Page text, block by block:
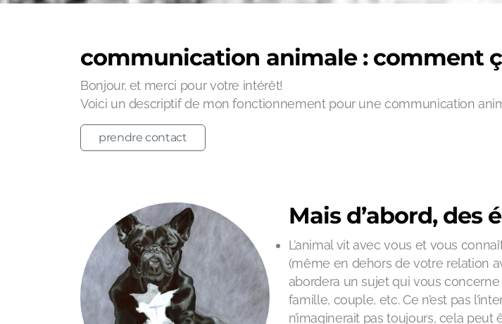
communication animale : comment
Bonjour, et merci pour votre intérêt!
Voici un descriptif de mon fonctionnement pour une communication
prendre contact
Mais d’abord,
L’animal vit avec vous et vous
(même en dehors de votre relation
abordera un sujet qui vous
famille, couple, etc. Ce n’est pas
n’imaginerait pas toujours, cela peut